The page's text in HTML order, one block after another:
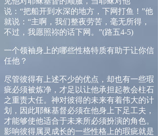
说： “把船开到水深的地方，下网打鱼！ ”他
就说： “主啊，我们整夜劳苦，毫无所得，
不过，我愿照祢的话下网。 ”(路五4-5)
一个领袖身上的哪些性格特质有助于让你信
任他？
尽管彼得有上述不少的优点，却也有一些瑕
疵必须被炼净，才足以让他承担起教会柱石
之重责大任。神对彼得的未来有着伟大的计
划，因此耶稣基督必须在他身上下足工夫，
才能够使他适合于未来所必须扮演的角色。
影响彼得属灵成长的一些性格上的瑕疵就是